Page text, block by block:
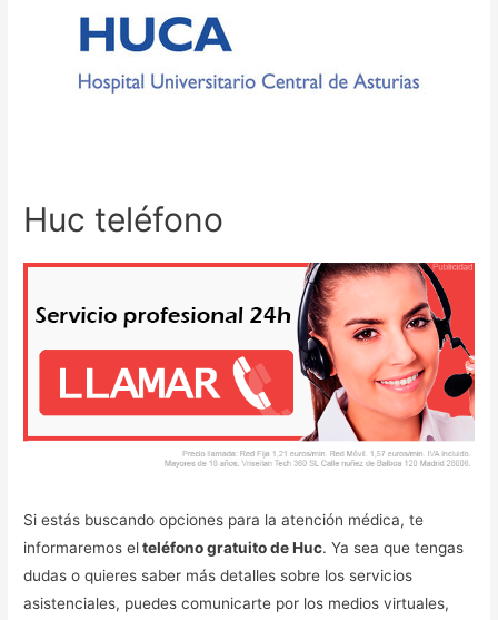
Huc teléfono
Si estás buscando opciones para la atención médica, te
informaremos elteléfono gratuito de Huc. Ya sea que tengas
dudas o quieres saber más detalles sobre los servicios
asistenciales, puedes comunicarte por los medios virtuales,